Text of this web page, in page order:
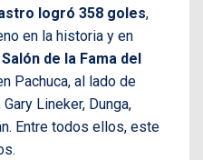
logró 358 goles,
en la historia y en
Salón de la Fama del
Pachuca, al lado de
Lineker, Dunga,
Entre todos ellos, este